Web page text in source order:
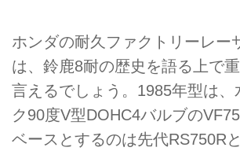
ホンダの耐久ファクトリーレー
は、鈴鹿8耐の歴史を語る上で
言えるでしょう。1985年型は、
ク90度V型DOHC4バルブの
ベースとするのは先代RS750R